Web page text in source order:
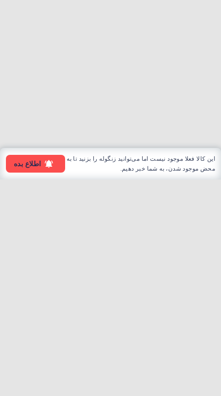
این کالا فعلا موجود نیست اما می‌توانید زنگوله را بزنید تا به
محض موجود شدن، به شما خبر دهیم.
اطلاع بده